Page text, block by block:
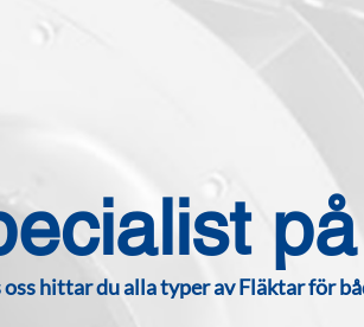
oss hittar du alla typer av Fläktar för